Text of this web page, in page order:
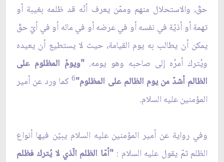
حقّ، والاستحلال منهم وممّن يعرف أنّه قد ظلمه بغيبة أو
تهمة أو أذيّة في نفسه أو في عرضه أو في ماله أو في أيّ حقّ
يمكن أن يطالب به يوم القيامة، حيث لا يستطيع أن يعيده
ويُترك أمرُه إلى صاحبه وهو يومه. "ويومُ المظلوم على
الظالم أشدّ من يوم الظالم على المظلوم"6كما ورد عن أمير
المؤمنين عليه السلام.
وفي رواية عن أمير المؤمنين عليه السلام يبيّن فيها أنواع
الظلم ثمّ يقول عليه السلام : "أمّا الظلم الّذي لا يُترك فظلم